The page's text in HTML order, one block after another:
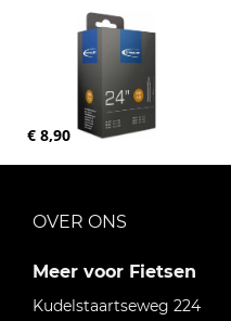
€ 8,90
OVER ONS
Meer voor Fietsen
Kudelstaartseweg 224